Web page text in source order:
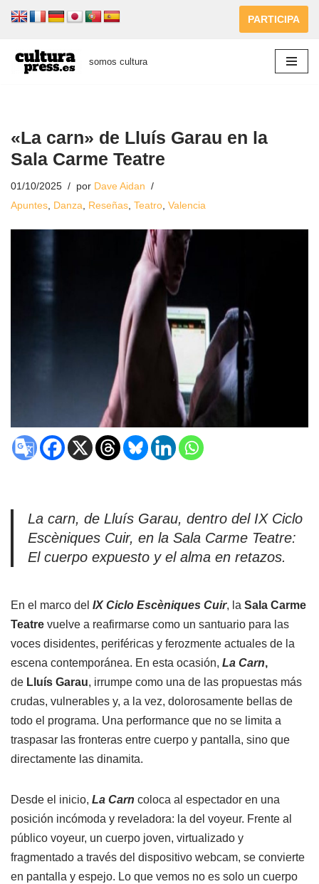
al
contenido
PARTICIPA
somos cultura
«La carn» de Lluís Garau en la
Sala Carme Teatre
01/10/2025 por Dave Aidan
Apuntes Danza Reseñas Teatro Valencia
La carn, de Lluís Garau, dentro del IX Ciclo
Escèniques Cuir, en la Sala Carme Teatre:
El cuerpo expuesto y el alma en retazos.
En el marco del IX Ciclo Escèniques Cuir, la Sala Carme
Teatre vuelve a reafirmarse como un santuario para las
voces disidentes, periféricas y ferozmente actuales de la
escena contemporánea. En esta ocasión, La Carn,
de Lluís Garau, irrumpe como una de las propuestas más
crudas, vulnerables y, a la vez, dolorosamente bellas de
todo el programa. Una performance que no se limita a
traspasar las fronteras entre cuerpo y pantalla, sino que
directamente las dinamita.
Desde el inicio, La Carn coloca al espectador en una
posición incómoda y reveladora: la del voyeur. Frente al
público voyeur, un cuerpo joven, virtualizado y
fragmentado a través del dispositivo webcam, se convierte
en pantalla y espejo. Lo que vemos no es solo un cuerpo